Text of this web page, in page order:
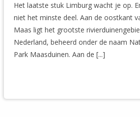
Het laatste stuk Limburg wacht je op.
niet het minste deel. Aan de oostkant
Maas ligt het grootste
Nederland, beheerd onder de naam
Park Maasduinen. Aan de [...]